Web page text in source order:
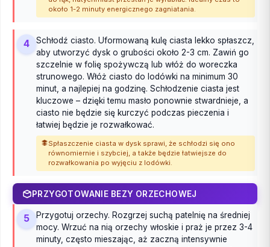
około 1-2 minuty energicznego zagniatania.
4
Schłodź ciasto. Uformowaną kulę ciasta lekko spłaszcz,
aby utworzyć dysk o grubości około 2-3 cm. Zawiń go
szczelnie w folię spożywczą lub włóż do woreczka
strunowego. Włóż ciasto do lodówki na minimum 30
minut, a najlepiej na godzinę. Schłodzenie ciasta jest
kluczowe – dzięki temu masło ponownie stwardnieje, a
ciasto nie będzie się kurczyć podczas pieczenia i
łatwiej będzie je rozwałkować.
Spłaszczenie ciasta w dysk sprawi, że schłodzi się ono
równomiernie i szybciej, a także będzie łatwiejsze do
rozwałkowania po wyjęciu z lodówki.
PRZYGOTOWANIE BEZY ORZECHOWEJ
5
Przygotuj orzechy. Rozgrzej suchą patelnię na średniej
mocy. Wrzuć na nią orzechy włoskie i praż je przez 3-4
minuty, często mieszając, aż zaczną intensywnie